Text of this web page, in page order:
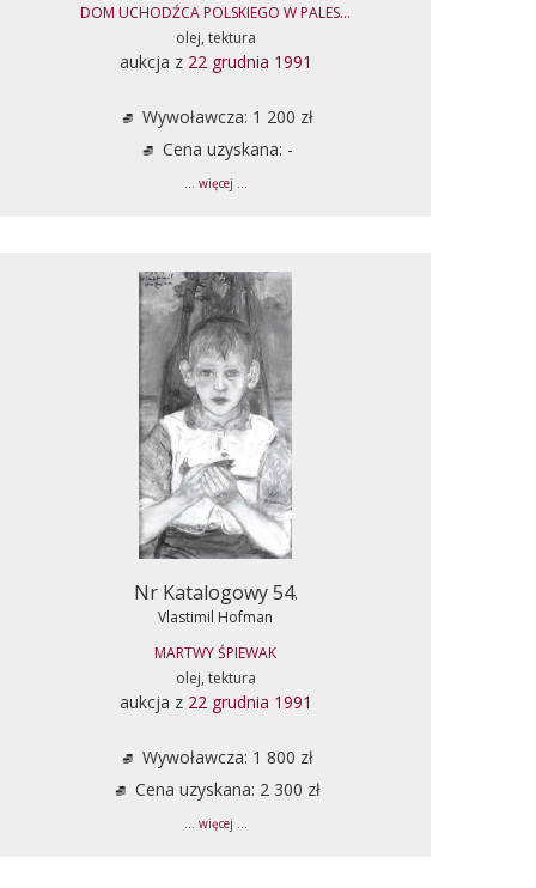
DOM UCHODŹCA POLSKIEGO W PALES...
olej, tektura
aukcja z 22 grudnia 1991
Wywoławcza: 1 200 zł
Cena uzyskana: -
... więcej ...
Nr Katalogowy 54.
Vlastimil Hofman
MARTWY ŚPIEWAK
olej, tektura
aukcja z 22 grudnia 1991
Wywoławcza: 1 800 zł
Cena uzyskana: 2 300 zł
... więcej ...